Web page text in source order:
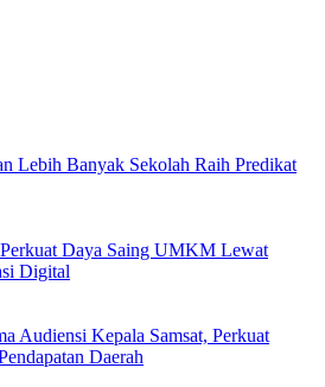
Lebih Banyak Sekolah Raih Predikat
Daya Saing UMKM Lewat
Digital
Audiensi Kepala Samsat, Perkuat
Daerah